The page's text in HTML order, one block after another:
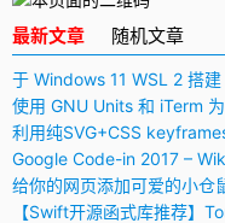
最新文章 随机文章
于 Windows 11 WSL 2 搭
使用 GNU Units 和 iTerm
利用纯SVG+CSS
Google Code-in 2017 –
给你的网页添加可爱的小仓
【Swift开源函式库推荐】